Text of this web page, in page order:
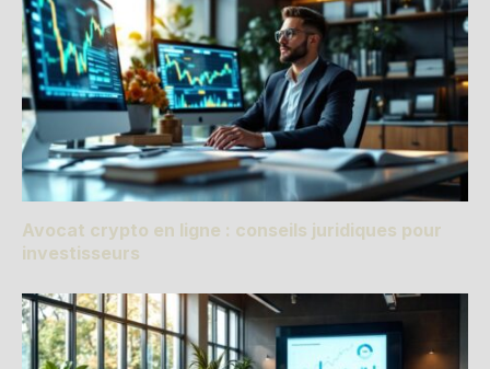
Avocat crypto en ligne : conseils juridiques pour
investisseurs